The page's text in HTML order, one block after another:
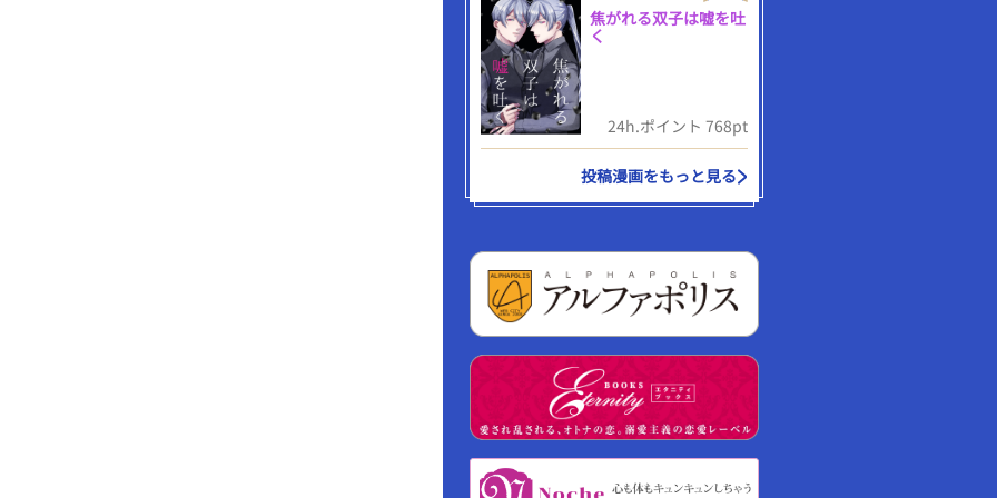
焦がれる双子は嘘を吐
く
24h.ポイント 768pt
投稿漫画をもっと見る